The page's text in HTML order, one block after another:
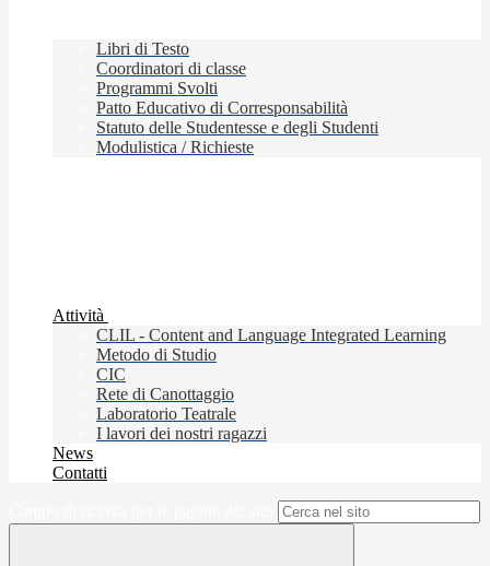
Libri di Testo
Coordinatori di classe
Programmi Svolti
Patto Educativo di Corresponsabilità
Statuto delle Studentesse e degli Studenti
Modulistica / Richieste
Attività
CLIL - Content and Language Integrated Learning
Metodo di Studio
CIC
Rete di Canottaggio
Laboratorio Teatrale
I lavori dei nostri ragazzi
News
Contatti